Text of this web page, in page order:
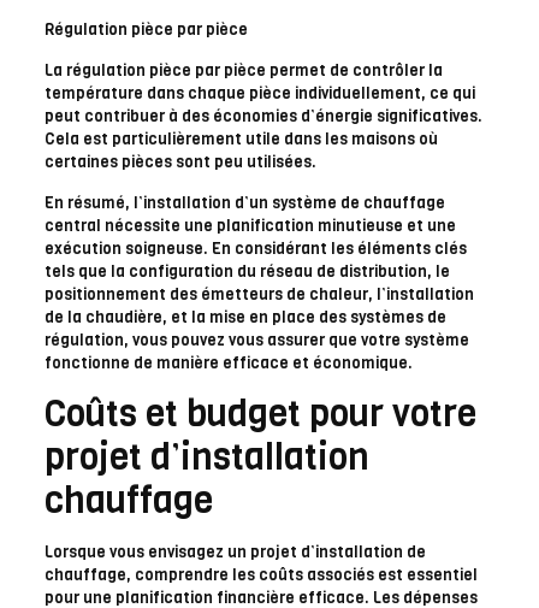
Régulation pièce par pièce
La régulation pièce par pièce permet de contrôler la
température dans chaque pièce individuellement, ce qui
peut contribuer à des économies d’énergie significatives.
Cela est particulièrement utile dans les maisons où
certaines pièces sont peu utilisées.
En résumé, l’installation d’un système de chauffage
central nécessite une planification minutieuse et une
exécution soigneuse. En considérant les éléments clés
tels que la configuration du réseau de distribution, le
positionnement des émetteurs de chaleur, l’installation
de la chaudière, et la mise en place des systèmes de
régulation, vous pouvez vous assurer que votre système
fonctionne de manière efficace et économique.
Coûts et budget pour votre
projet d’installation
chauffage
Lorsque vous envisagez un projet d’installation de
chauffage, comprendre les coûts associés est essentiel
pour une planification financière efficace. Les dépenses